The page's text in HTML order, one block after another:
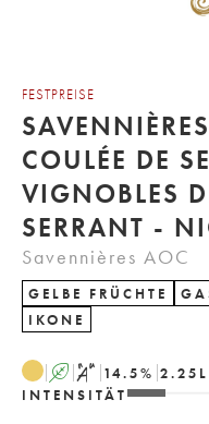
FESTPREISE
COULÉE DE
VIGNOBLES
SERRANT -
Savennières AOC
GELBE FRÜCHTE
IKONE
A S 14.5% 2.25 L
INTENSITÄT